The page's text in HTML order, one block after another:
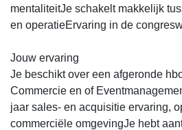
mentaliteitJe schakelt makkelijk
en operatieErvaring in de
Jouw ervaring
Je beschikt over een afgeronde
Commercie en of
jaar sales- en acquisitie ervaring,
commerciële omgevingJe hebt